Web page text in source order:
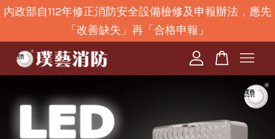
內政部自112年修正消防安全設備檢修及申報辦法，應先
「改善缺失」再「合格申報」
您的購物車目前還是空的。